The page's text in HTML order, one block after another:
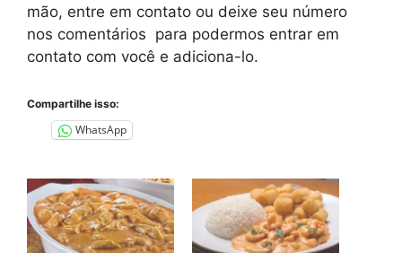
mão, entre em contato ou deixe seu número
nos comentários para podermos entrar em
contato com você e adiciona-lo.
Compartilhe isso:
WhatsApp